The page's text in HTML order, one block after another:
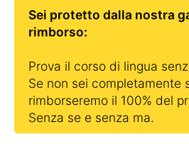
Sei protetto dalla nostra
rimborso:
Prova il corso di lingua
Se non sei completamente
rimborseremo il 100% del
Senza se e senza ma.